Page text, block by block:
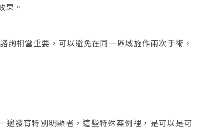
果。
相當重要，可以避免在同一區域施作兩次手術，
發育特別明顯者，這些特殊案例裡，是可以是可